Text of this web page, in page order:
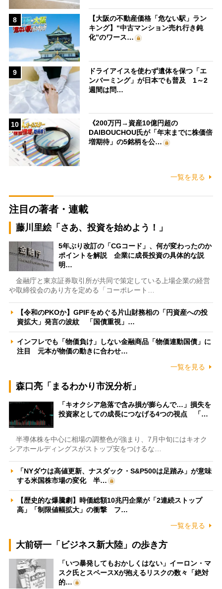
8
【大阪の不動産価格「危ない駅」ラン
キング】“中古マンション売れ行き鈍
化”のワース…
9
ドライアイスを使わず遺体を保つ「エ
ンバーミング」が日本でも普及 1～2
週間は問…
10
《200万円→資産10億円超の
DAIBOUCHOU氏が「年末までに株価倍
増期待」の5銘柄を公…
一覧を見る
注目の著者・連載
藤川里絵「さあ、投資を始めよう！」
5年ぶり改訂の「CGコード」、何が変わったのか
ポイントを解説 企業に成長投資の具体的な説
明…
金融庁と東京証券取引所が共同で策定している上場企業の経営
や取締役会のあり方を定める「コーポレート…
【令和のPKOか】GPIFをめぐる片山財務相の「円資産への投
資拡大」発言の波紋 「国債重視」…
インフレでも「物価負け」しない金融商品「物価連動国債」に
注目 元本が物価の動きに合わせ…
一覧を見る
森口亮「まるわかり市況分析」
「キオクシア急落で含み損が膨らんで…」損失を
投資家としての成長につなげる4つの視点 「…
半導体株を中心に相場の調整色が強まり、7月中旬にはキオク
シアホールディングスがストップ安をつけるな…
「NYダウは高値更新、ナスダック・S&P500は足踏み」が意味
する米国株市場の変化 半…
【歴史的な爆騰劇】時価総額10兆円企業が「2連続ストップ
高」「制限値幅拡大」の衝撃 フ…
一覧を見る
大前研一「ビジネス新大陸」の歩き方
「いつ暴発してもおかしくはない」イーロン・マ
スク氏とスペースXが抱えるリスクの数々「絶対
的…